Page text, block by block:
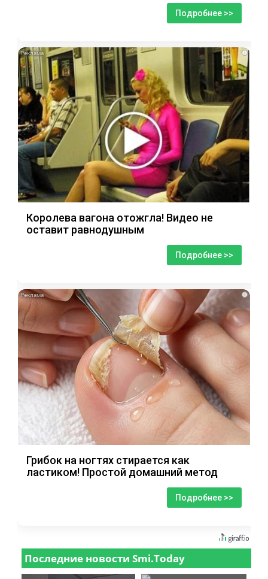
Подробнее >>
i
Королева вагона отожгла! Видео не
оставит равнодушным
Подробнее >>
i
Грибок на ногтях стирается как
ластиком! Простой домашний метод
Подробнее >>